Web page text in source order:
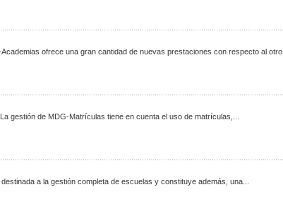
ofrece una gran cantidad de nuevas prestaciones con respecto al otro
gestión de MDG-Matrículas tiene en cuenta el uso de matrículas,...
a la gestión completa de escuelas y constituye además, una...